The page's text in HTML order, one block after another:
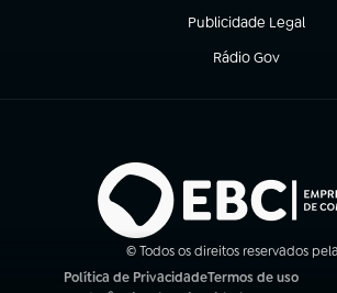
Publicidade Legal
(abre em nova aba)
Rádio Gov
(abre em nova aba)
© Todos os direitos reservados
Política de Privacidade
(abre em nova aba)
Termos de uso
(abre em nova aba)